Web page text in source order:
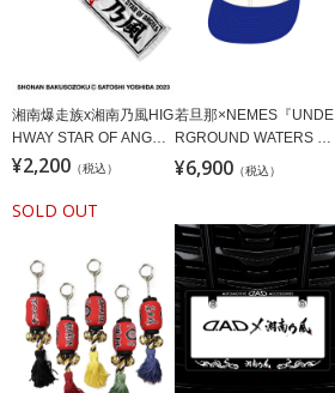
湘南爆走族x湘南乃風HIG
HWAY STAR OF ANGEL
タオル/ホワイト
¥2,200 （税込）
SOLD OUT
若旦那×NEMES『UNDE
RGROUND WATERS CA
P』
¥6,900 （税込）